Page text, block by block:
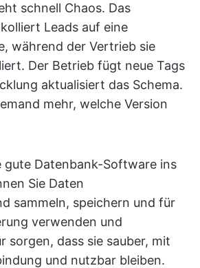
schnell Chaos. Das
Leads auf eine
während der Vertrieb sie
Der Betrieb fügt neue Tags
aktualisiert das Schema.
mehr, welche Version
gute Datenbank-Software ins
Sie Daten
sammeln, speichern und für
verwenden und
sorgen, dass sie sauber, mit
und nutzbar bleiben.